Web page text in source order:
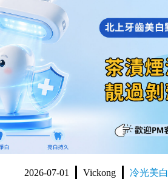
2026-07-01 Vickong 冷光美白